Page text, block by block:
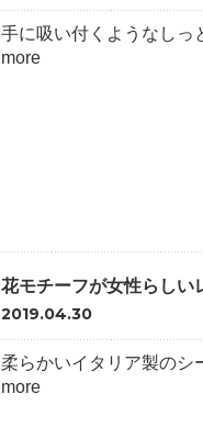
手に吸い付くようなしっ
more
花モチーフが女性らしい
2019.04.30
柔らかいイタリア製のシ
more